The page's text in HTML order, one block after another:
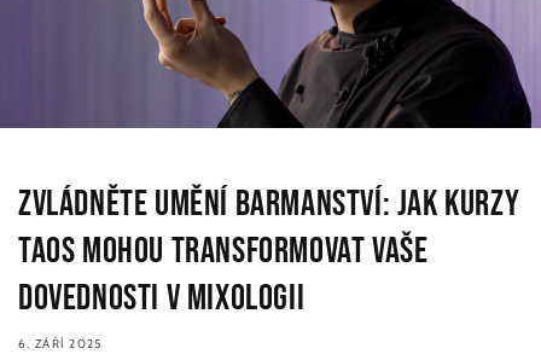
Zvládněte umění barmanství: Jak kurzy
TAOS mohou transformovat vaše
dovednosti v mixologii
6. ZÁŘÍ 2025